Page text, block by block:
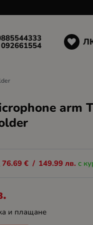
092661554
arm
76.69 € / 149.99 лв. с
и плащане